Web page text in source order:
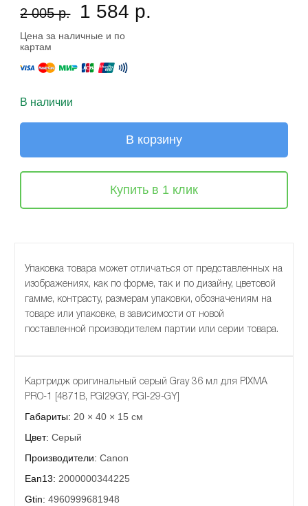
2 005 р. 1 584 р.
Цена за наличные и по
картам
В наличии
В корзину
Купить в 1 клик
Упаковка товара может отличаться от представленных на
изображениях, как по форме, так и по дизайну, цветовой
гамме, контрасту, размерам упаковки, обозначениям на
товаре или упаковке, в зависимости от новой
поставленной производителем партии или серии товара.
Картридж оригинальный серый Gray 36 мл для PIXMA
PRO-1 [4871B, PGI29GY, PGI-29-GY]
Габариты: 20 × 40 × 15 см
Цвет: Серый
Производители: Canon
Ean13: 2000000344225
Gtin: 4960999681948